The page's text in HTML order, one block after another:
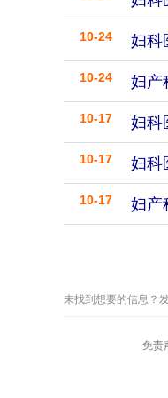
10-24 妇科
10-24 妇产
10-17 妇科
10-17 妇科
10-17 妇产
未找到想要的信息？
免责